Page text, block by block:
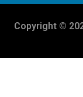
Copyright ©